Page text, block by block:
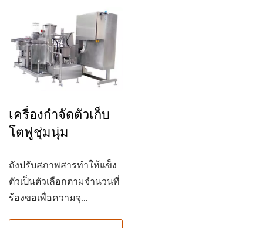
เครื่องกำจัดตัวเก็บ
โตฟูชุ่มนุ่ม
ถังปรับสภาพสารทำให้แข็ง
ตัวเป็นตัวเลือกตามจำนวนที่
ร้องขอเพื่อความจุ...